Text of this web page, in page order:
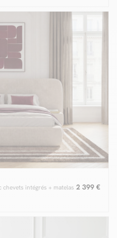
chevets intégrés + matelas 2 399 €